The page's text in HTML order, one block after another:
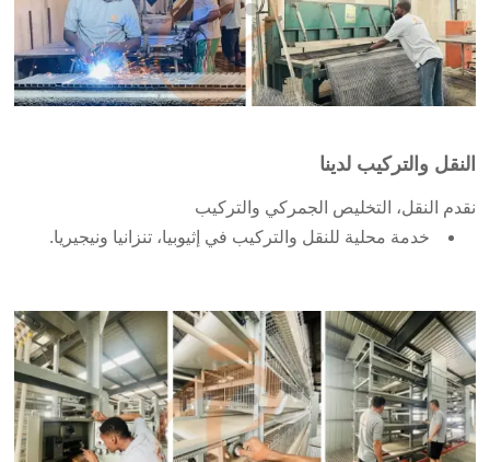
النقل والتركيب لدينا
نقدم النقل، التخليص الجمركي والتركيب
خدمة محلية للنقل والتركيب في إثيوبيا، تنزانيا ونيجيريا.